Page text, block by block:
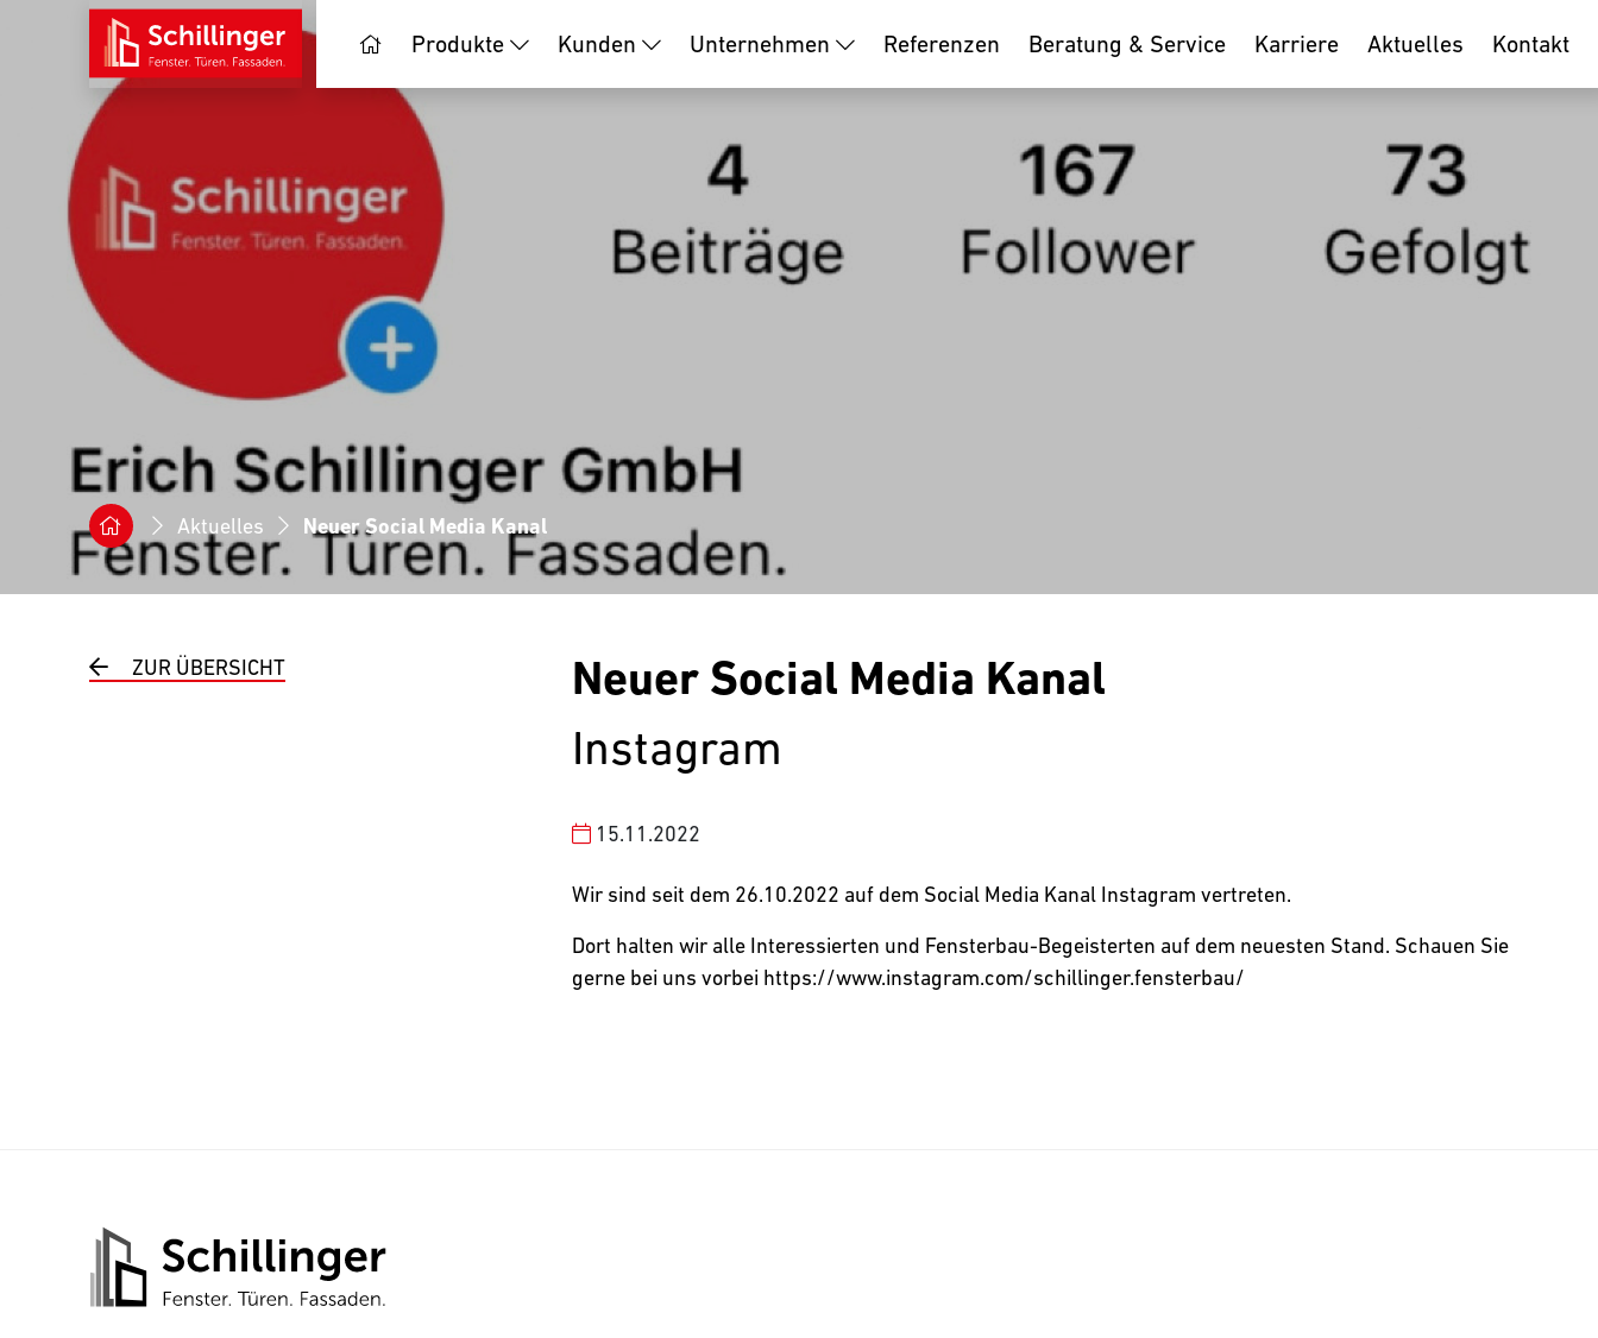
Produkte Kunden Unternehmen Referenzen Beratung & Service Karriere Aktuelles Kontakt
Aktuelles Neuer Social Media Kanal
ZUR ÜBERSICHT Neuer Social Media Kanal
Instagram
15.11.2022
Wir sind seit dem 26.10.2022 auf dem Social Media Kanal Instagram vertreten.
Dort halten wir alle Interessierten und Fensterbau-Begeisterten auf dem neuesten Stand. Schauen Sie
gerne bei uns vorbei https://www.instagram.com/schillinger.fensterbau/